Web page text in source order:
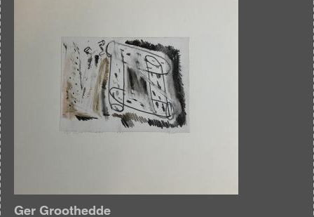
Ger Groothedde